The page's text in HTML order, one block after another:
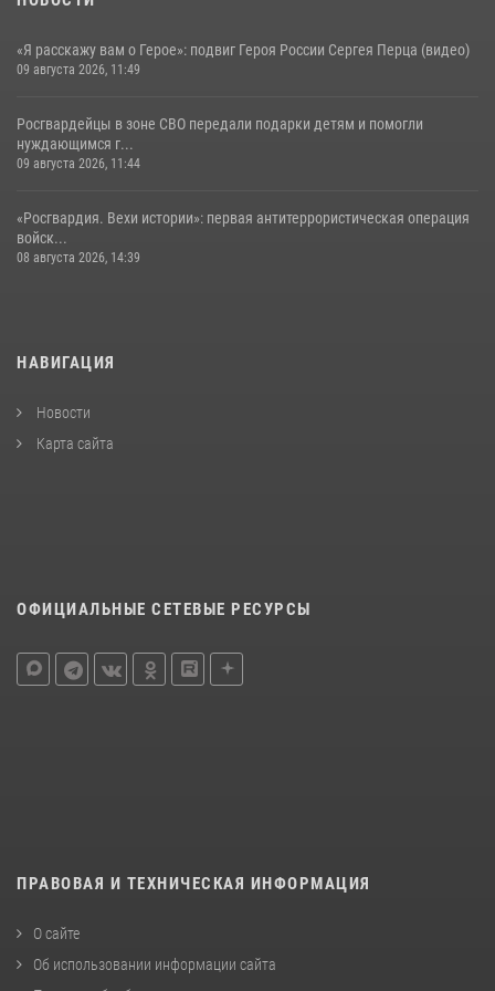
«Я расскажу вам о Герое»: подвиг Героя России Сергея Перца (видео)
09 августа 2026, 11:49
Росгвардейцы в зоне СВО передали подарки детям и помогли
нуждающимся г...
09 августа 2026, 11:44
«Росгвардия. Вехи истории»: первая антитеррористическая операция
войск...
08 августа 2026, 14:39
НАВИГАЦИЯ
Новости
Карта сайта
ОФИЦИАЛЬНЫЕ СЕТЕВЫЕ РЕСУРСЫ
ПРАВОВАЯ И ТЕХНИЧЕСКАЯ ИНФОРМАЦИЯ
О сайте
Об использовании информации сайта